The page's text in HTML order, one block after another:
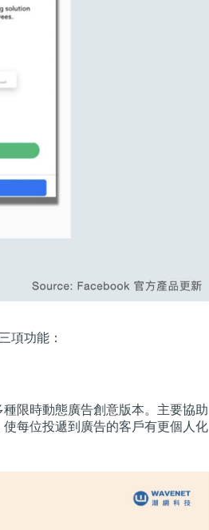
項功能：
限時動態廣告創意版本。主要協助
每位投遞到廣告的客戶有更個人化